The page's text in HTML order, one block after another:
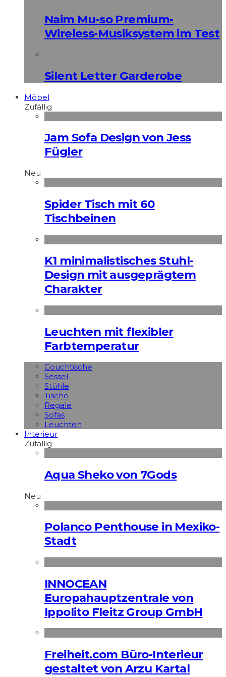
Naim Mu-so Premium-
Wireless-Musiksystem im Test
Silent Letter Garderobe
Möbel
Zufällig
Jam Sofa Design von Jess
Fügler
Neu
Spider Tisch mit 60
Tischbeinen
K1 minimalistisches Stuhl-
Design mit ausgeprägtem
Charakter
Leuchten mit flexibler
Farbtemperatur
Couchtische
Sessel
Stühle
Tische
Regale
Sofas
Leuchten
Interieur
Zufällig
Aqua Sheko von 7Gods
Neu
Polanco Penthouse in Mexiko-
Stadt
INNOCEAN
Europahauptzentrale von
Ippolito Fleitz Group GmbH
Freiheit.com Büro-Interieur
gestaltet von Arzu Kartal